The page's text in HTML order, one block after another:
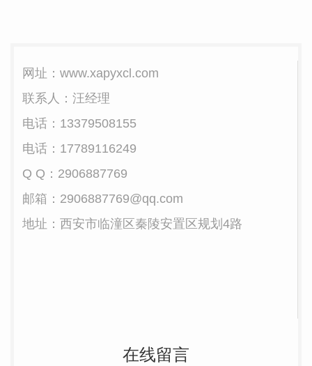
网址：www.xapyxcl.com
联系人：汪经理
电话：13379508155
电话：17789116249
Q Q ： 2906887769
邮箱：2906887769@qq.com
地址：西安市临潼区秦陵安置区规划4路
在线留言